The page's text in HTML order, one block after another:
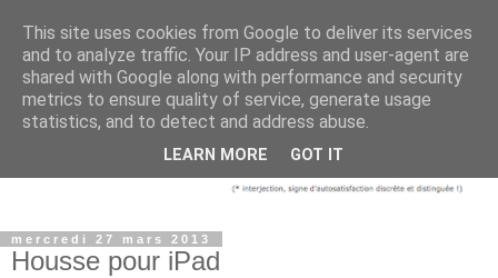
mercredi 27 mars 2013
Housse pour iPad
This site uses cookies from Google to deliver its services
and to analyze traffic. Your IP address and user-agent are
shared with Google along with performance and security
metrics to ensure quality of service, generate usage
statistics, and to detect and address abuse.
LEARN MORE GOT IT